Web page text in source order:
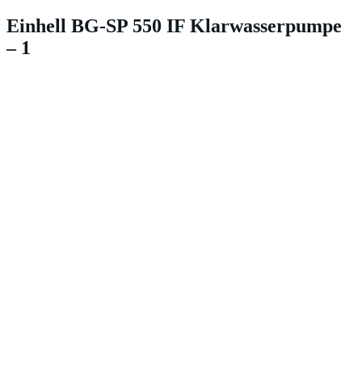
Einhell BG-SP 550 IF Klarwasserpumpe
– 1